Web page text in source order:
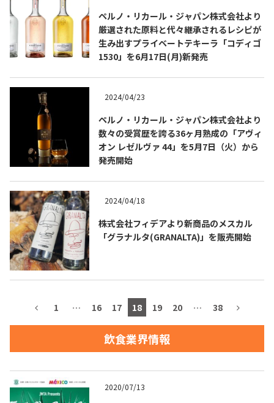
メキシコ料理 メキシコ旅行
メキシコの記念日 トピックス
お問合せ プライバシーポリシー サイトマップ
ペルノ・リカール・ジャパン株式会社より
厳選された原料と代々継承されるレシピが
生み出すプライベートテキーラ「コディゴ
1530」を6月17日(月)新発売
2024/04/23
ペルノ・リカール・ジャパン株式会社より
数々の受賞歴を誇る36ヶ月熟成の「アヴィ
オン レゼルヴァ 44」を5月7日（火）から
発売開始
2024/04/18
株式会社フィデアより新商品のメスカル
「グラナルタ(GRANALTA)」を販売開始
1 … 16 17 18 19 20 … 38
飲食業界情報
2020/07/13